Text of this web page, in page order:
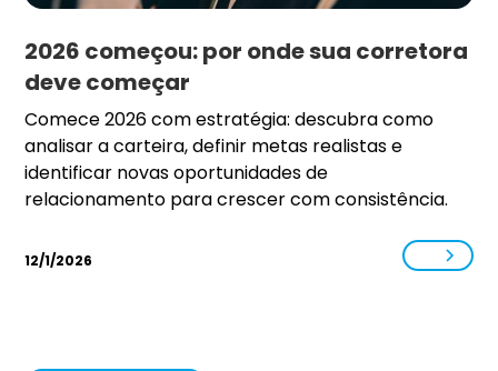
2026 começou: por onde sua corretora
deve começar
Comece 2026 com estratégia: descubra como
analisar a carteira, definir metas realistas e
identificar novas oportunidades de
relacionamento para crescer com consistência.
12/1/2026